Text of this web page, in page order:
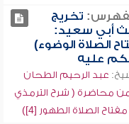
تخريج
أبي سعيد:
الصلاة الوضوء)
عليه
عبد الرحيم الطحان
محاضرة ( شرح الترمذي
الصلاة الطهور [4])